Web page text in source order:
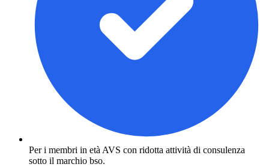
Per i membri in età AVS con ridotta attività di consulenza
sotto il marchio bso.